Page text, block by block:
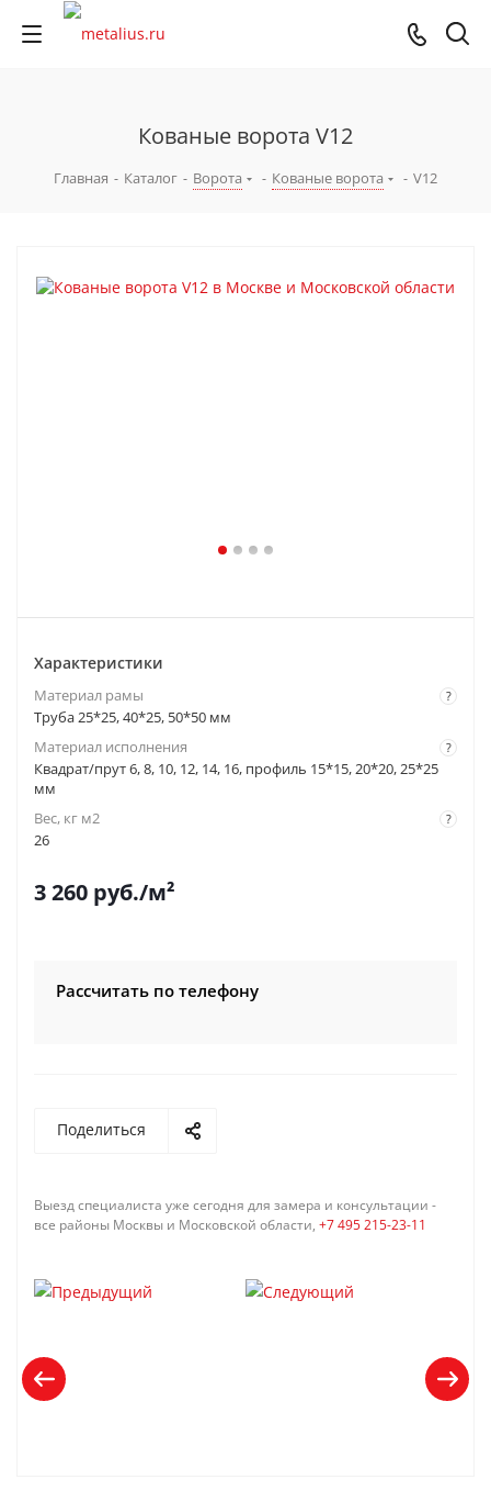
Кованые ворота V12
Главная - Каталог - Ворота - Кованые ворота - V12
Характеристики
?
Материал рамы
Труба 25*25, 40*25, 50*50 мм
?
Материал исполнения
Квадрат/прут 6, 8, 10, 12, 14, 16, профиль 15*15, 20*20, 25*25
мм
?
Вес, кг м2
26
3 260 руб./м²
Рассчитать по телефону
Поделиться
Выезд специалиста уже сегодня для замера и консультации -
все районы Москвы и Московской области, +7 495 215-23-11